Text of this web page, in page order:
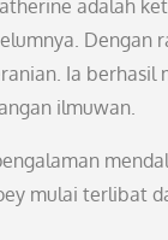
adalah
Dengan
Ia berhasil
ilmuwan.
mulai terlibat